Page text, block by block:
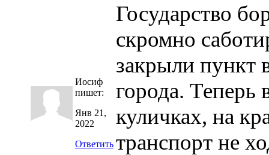
Иосиф
пишет:
Янв 21,
2022
Ответить
Государство
скромно
закрыли пункт
города. Теперь
куличках, на
транспорт не